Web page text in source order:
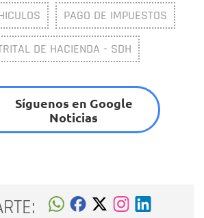
PAGO DE IMPUESTOS
DE HACIENDA - SDH
Síguenos en Google
Noticias